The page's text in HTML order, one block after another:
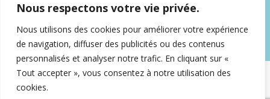
Nous respectons votre vie privée.
Nous utilisons des cookies pour améliorer votre expérience
de navigation, diffuser des publicités ou des contenus
personnalisés et analyser notre trafic. En cliquant sur «
Tout accepter », vous consentez à notre utilisation des
cookies.
Suivez-nous